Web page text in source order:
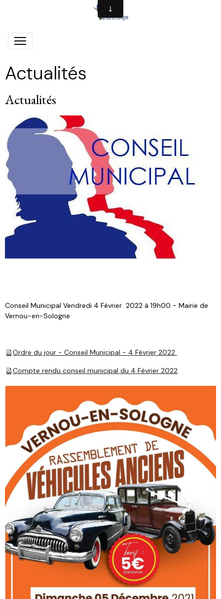
Actualités
Actualités
Conseil Municipal Vendredi 4 Février 2022 à 19h00 - Mairie de
Vernou-en-Sologne
Ordre du jour - Conseil Municipal - 4 Février 2022
Compte rendu conseil municipal du 4 Février 2022